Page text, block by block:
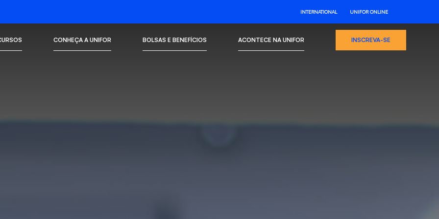
INTERNATIONAL UNIFOR ONLINE
CONHEÇA A UNIFOR BOLSAS E BENEFÍCIOS ACONTECE NA UNIFOR INSCREVA-SE